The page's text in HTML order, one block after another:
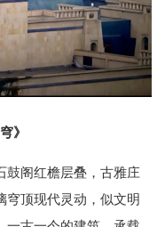
》
鼓阁红檐层叠，古雅庄
穹顶现代灵动，似文明